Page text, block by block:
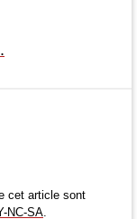
cet article sont
NC-SA.